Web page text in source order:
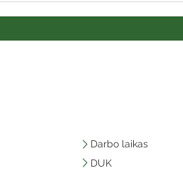
Darbo laikas
DUK